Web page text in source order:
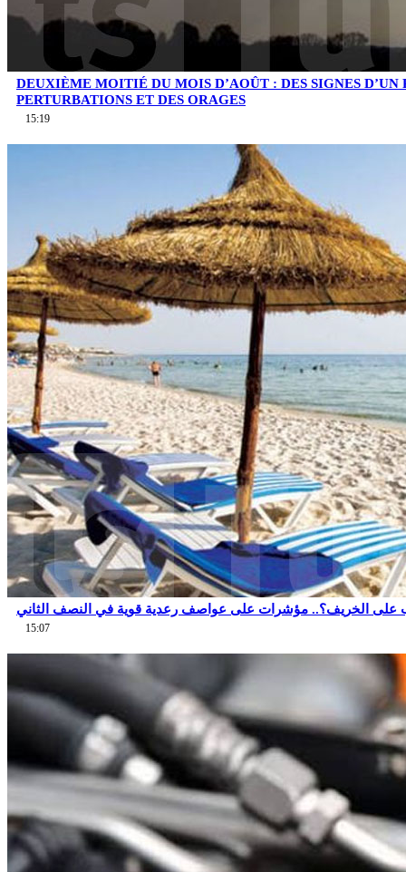
DEUXIÈME MOITIÉ DU MOIS D’AOÛT : DES SIGNES D’UN
PERTURBATIONS ET DES ORAGES
15:19
على الخريف؟.. مؤشرات على عواصف رعدية قوية في النصف الثاني
15:07